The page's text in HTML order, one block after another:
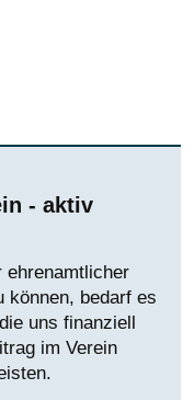
- aktiv
ehrenamtlicher
können, bedarf es
uns finanziell
im Verein